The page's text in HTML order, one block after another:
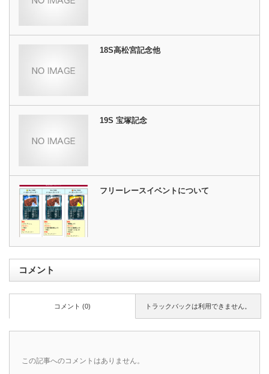
18S高松宮記念他
19S 宝塚記念
フリーレースイベントについて
コメント
トラックバックは利用できません。
コメント (0)
この記事へのコメントはありません。